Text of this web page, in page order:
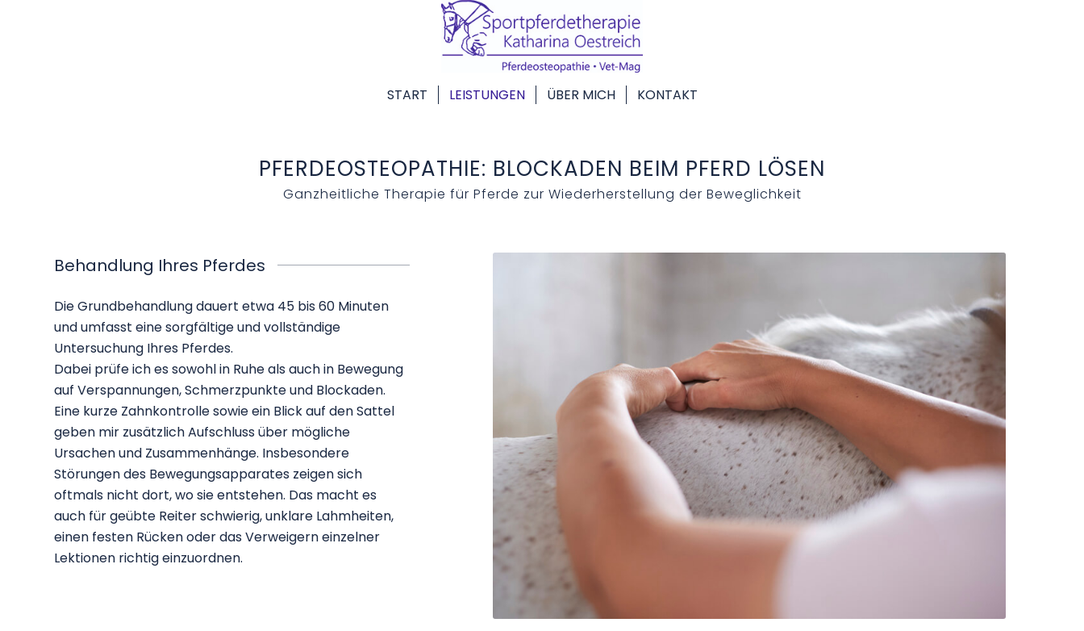
START LEISTUNGEN ÜBER MICH KONTAKT
PFERDEOSTEOPATHIE: BLOCKADEN BEIM PFERD LÖSEN
Ganzheitliche Therapie für Pferde zur Wiederherstellung der Beweglichkeit
Behandlung Ihres Pferdes
Die Grundbehandlung dauert etwa 45 bis 60 Minuten
und umfasst eine sorgfältige und vollständige
Untersuchung Ihres Pferdes.
Dabei prüfe ich es sowohl in Ruhe als auch in Bewegung
auf Verspannungen, Schmerzpunkte und Blockaden.
Eine kurze Zahnkontrolle sowie ein Blick auf den Sattel
geben mir zusätzlich Aufschluss über mögliche
Ursachen und Zusammenhänge. Insbesondere
Störungen des Bewegungsapparates zeigen sich
oftmals nicht dort, wo sie entstehen. Das macht es
auch für geübte Reiter schwierig, unklare Lahmheiten,
einen festen Rücken oder das Verweigern einzelner
Lektionen richtig einzuordnen.